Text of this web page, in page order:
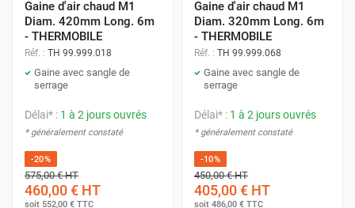
Gaine d'air chaud M1
Diam. 420mm Long. 6m
- THERMOBILE
Réf. : TH 99.999.018
Gaine avec sangle de
serrage
Délai* : 1 à 2 jours ouvrés
* généralement constaté
-20%
575,00 €HT
460,00 € HT
soit 552,00 € TTC
Gaine d'air chaud M1
Diam. 320mm Long. 6m
- THERMOBILE
Réf. : TH 99.999.068
Gaine avec sangle de
serrage
Délai* : 1 à 2 jours ouvrés
* généralement constaté
-10%
450,00 €HT
405,00 € HT
soit 486,00 € TTC